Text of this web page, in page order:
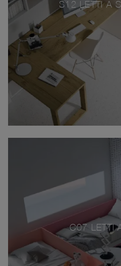
S12 LETTI A
C07 LETTI